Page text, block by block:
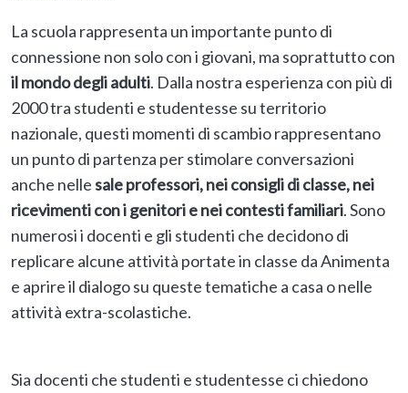
La scuola rappresenta un importante punto di
connessione non solo con i giovani, ma soprattutto con
il mondo degli adulti. Dalla nostra esperienza con più di
2000 tra studenti e studentesse su territorio
nazionale, questi momenti di scambio rappresentano
un punto di partenza per stimolare conversazioni
anche nellesale professori, nei consigli di classe, nei
ricevimenti con i genitori e nei contesti familiari. Sono
numerosi i docenti e gli studenti che decidono di
replicare alcune attività portate in classe da Animenta
e aprire il dialogo su queste tematiche a casa o nelle
attività extra-scolastiche.
Sia docenti che studenti e studentesse ci chiedono